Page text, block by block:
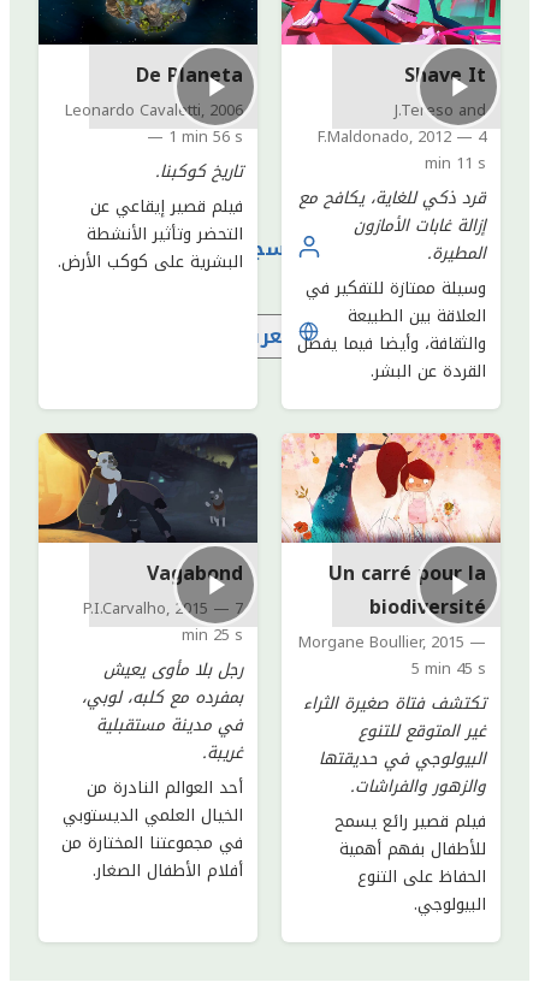
تسجيل الدخول
العربية
Shave It
J.Tereso and
F.Maldonado,2012 —4
min 11 s
قرد ذكي للغاية، يكافح مع
إزالة غابات الأمازون
المطيرة.
وسيلة ممتازة للتفكير في
العلاقة بين الطبيعة
والثقافة، وأيضا فيما يفصل
القردة عن البشر.
De Planeta
Leonardo Cavaletti, 2006
—1 min 56 s
تاريخ كوكبنا.
فيلم قصير إيقاعي عن
التحضر وتأثير الأنشطة
البشرية على كوكب الأرض.
Un carré pour la
biodiversité
Morgane Boullier, 2015 —
5 min 45 s
تكتشف فتاة صغيرة الثراء
غير المتوقع للتنوع
البيولوجي في حديقتها
والزهور والفراشات.
فيلم قصير رائع يسمح
للأطفال بفهم أهمية
الحفاظ على التنوع
البيولوجي.
Vagabond
P.I.Carvalho, 2015 — 7
min 25 s
رجل بلا مأوى يعيش
بمفرده مع كلبه، لوبي،
في مدينة مستقبلية
غريبة.
أحد العوالم النادرة من
الخيال العلمي الديستوبي
في مجموعتنا المختارة من
أفلام الأطفال الصغار.